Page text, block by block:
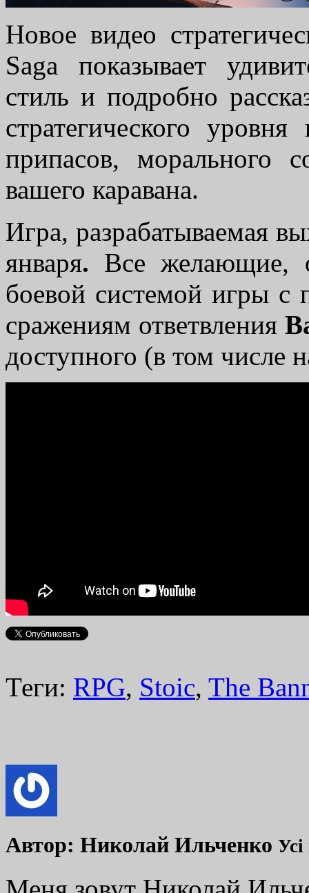
Новое видео
Saga показывает
стиль и подробно
стратегического
припасов, морального
вашего каравана.
Игра, разрабатываемая
января. Все желающие,
боевой системой игры с
сражениям ответвления
доступного (в том числе
Теги: RPG, Stoic, The
Автор: Николай Ильченко